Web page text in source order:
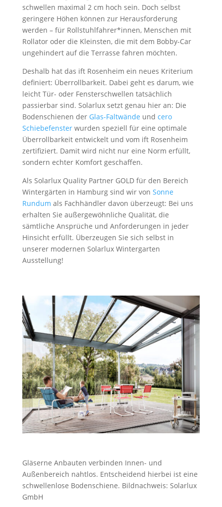
schwellen maximal 2 cm hoch sein. Doch selbst
geringere Höhen können zur Herausforderung
werden – für Rollstuhlfahrer*innen, Menschen mit
Rollator oder die Kleinsten, die mit dem Bobby-Car
ungehindert auf die Terrasse fahren möchten.
Deshalb hat das ift Rosenheim ein neues Kriterium
definiert: Überrollbarkeit. Dabei geht es darum, wie
leicht Tür- oder Fensterschwellen tatsächlich
passierbar sind. Solarlux setzt genau hier an: Die
Bodenschienen der Glas-Faltwände und cero
Schiebefensterwurden speziell für eine optimale
Überrollbarkeit entwickelt und vom ift Rosenheim
zertifiziert. Damit wird nicht nur eine Norm erfüllt,
sondern echter Komfort geschaffen.
Als Solarlux Quality Partner GOLD für den Bereich
Wintergärten in Hamburg sind wir von Sonne
Rundum als Fachhändler davon überzeugt: Bei uns
erhalten Sie außergewöhnliche Qualität, die
sämtliche Ansprüche und Anforderungen in jeder
Hinsicht erfüllt. Überzeugen Sie sich selbst in
unserer modernen Solarlux Wintergarten
Ausstellung!
Gläserne Anbauten verbinden Innen- und
Außenbereich nahtlos. Entscheidend hierbei ist eine
schwellenlose Bodenschiene. Bildnachweis: Solarlux
GmbH